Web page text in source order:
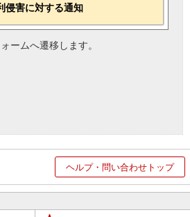
侵害に対する通知
ームへ遷移します。
ヘルプ・問い合わせトップ